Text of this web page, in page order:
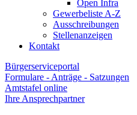
Open Infra
Gewerbeliste A-Z
Ausschreibungen
Stellenanzeigen
Kontakt
Bürgerserviceportal
Formulare - Anträge - Satzungen
Amtstafel online
Ihre Ansprechpartner